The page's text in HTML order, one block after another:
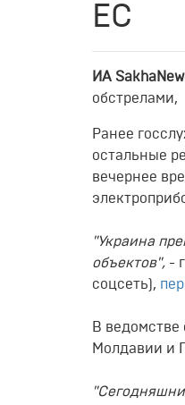
ЕС
ИА
обстрелами,
Ранее
остальные
вечернее
"Украина
объектов", -
соцсеть),
В
Молдавии и